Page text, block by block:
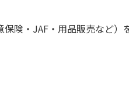
険・JAF・用品販売など）